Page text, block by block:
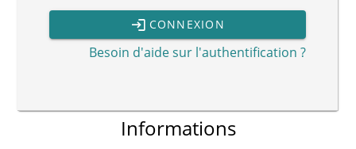
CONNEXION
Besoin d'aide sur l'authentification ?
Informations